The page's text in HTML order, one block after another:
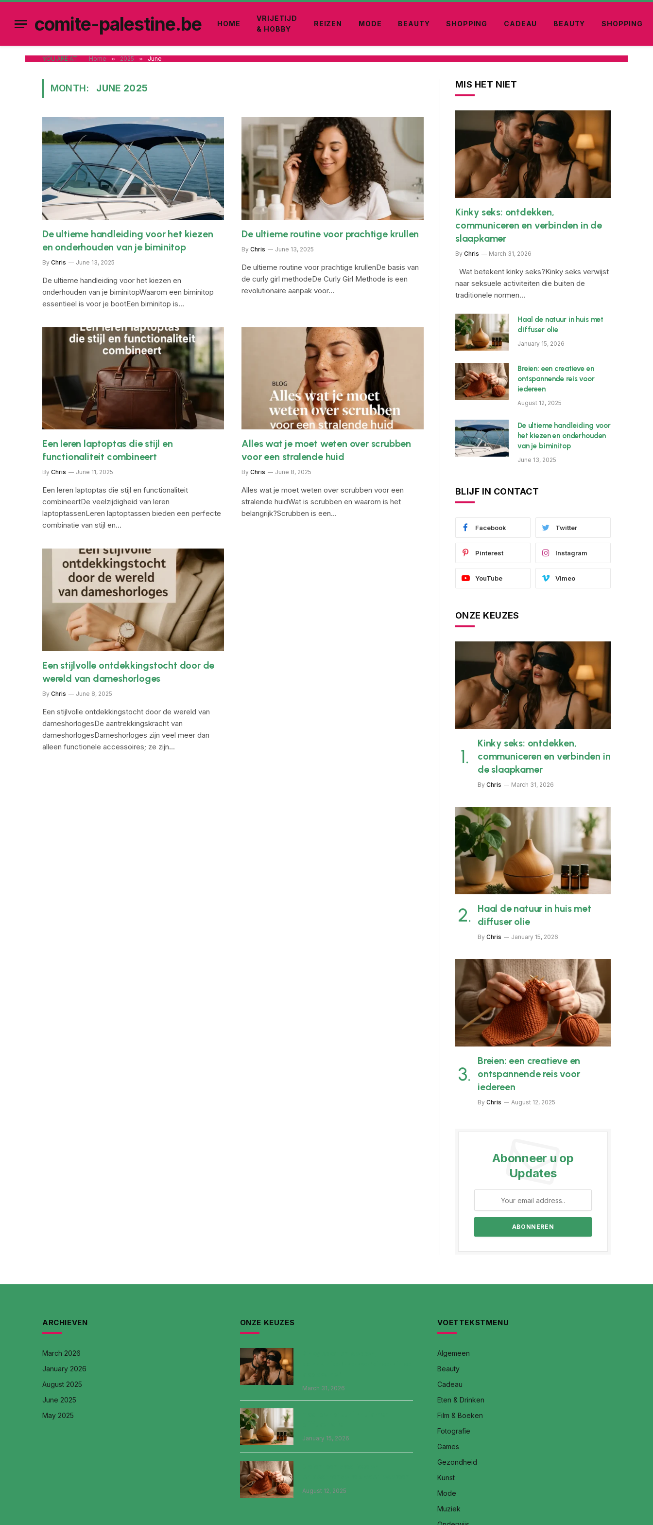
comite-palestine.be HOME
VRIJETIJD
& HOBBY
REIZEN MODE BEAUTY SHOPPING CADEAU BEAUTY SHOPPING
YOU ARE AT: Home » 2025 » June
MONTH: JUNE 2025
De ultieme handleiding voor het kiezen
en onderhouden van je biminitop
By Chris June 13, 2025
De ultieme handleiding voor het kiezen en
onderhouden van je biminitopWaarom een biminitop
essentieel is voor je bootEen biminitop is…
De ultieme routine voor prachtige krullen
By Chris June 13, 2025
De ultieme routine voor prachtige krullenDe basis van
de curly girl methodeDe Curly Girl Methode is een
revolutionaire aanpak voor…
Een leren laptoptas die stijl en
functionaliteit combineert
By Chris June 11, 2025
Een leren laptoptas die stijl en functionaliteit
combineertDe veelzijdigheid van leren
laptoptassenLeren laptoptassen bieden een perfecte
combinatie van stijl en…
Alles wat je moet weten over scrubben
voor een stralende huid
By Chris June 8, 2025
Alles wat je moet weten over scrubben voor een
stralende huidWat is scrubben en waarom is het
belangrijk?Scrubben is een…
Een stijlvolle ontdekkingstocht door de
wereld van dameshorloges
By Chris June 8, 2025
Een stijlvolle ontdekkingstocht door de wereld van
dameshorlogesDe aantrekkingskracht van
dameshorlogesDameshorloges zijn veel meer dan
alleen functionele accessoires; ze zijn…
MIS HET NIET
Kinky seks: ontdekken,
communiceren en verbinden in de
slaapkamer
By Chris March 31, 2026
Wat betekent kinky seks?Kinky seks verwijst
naar seksuele activiteiten die buiten de
traditionele normen…
Haal de natuur in huis met
diffuser olie
January 15, 2026
Breien: een creatieve en
ontspannende reis voor
iedereen
August 12, 2025
De ultieme handleiding voor
het kiezen en onderhouden
van je biminitop
June 13, 2025
BLIJF IN CONTACT
Facebook Twitter
Pinterest Instagram
YouTube Vimeo
ONZE KEUZES
Kinky seks: ontdekken,
communiceren en verbinden in
de slaapkamer
By Chris March 31, 2026
Haal de natuur in huis met
diffuser olie
By Chris January 15, 2026
Breien: een creatieve en
ontspannende reis voor
iedereen
By Chris August 12, 2025
Abonneer u op
Updates
ARCHIEVEN
March 2026
January 2026
August 2025
June 2025
May 2025
ONZE KEUZES
March 31, 2026
January 15, 2026
August 12, 2025
VOETTEKSTMENU
Algemeen
Beauty
Cadeau
Eten & Drinken
Film & Boeken
Fotografie
Games
Gezondheid
Kunst
Mode
Muziek